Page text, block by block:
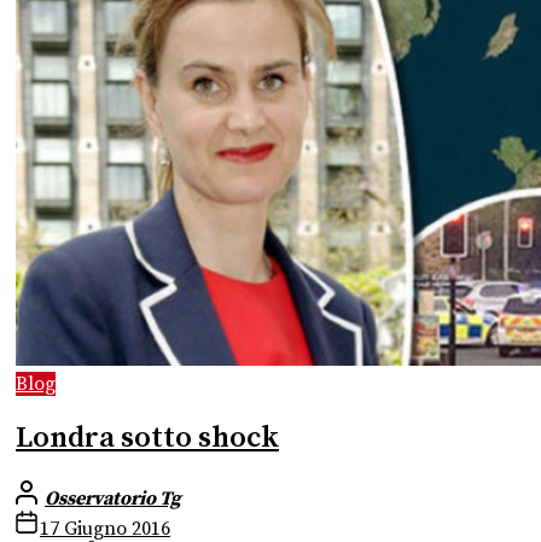
Blog
Londra sotto shock
Osservatorio Tg
17 Giugno 2016